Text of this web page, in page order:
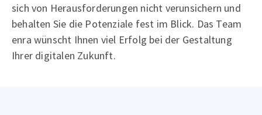
sich von Herausforderungen nicht verunsichern und
behalten Sie die Potenziale fest im Blick. Das Team
enra wünscht Ihnen viel Erfolg bei der Gestaltung
Ihrer digitalen Zukunft.